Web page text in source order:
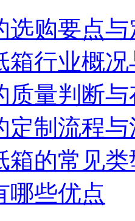
选购要点与
箱行业概况
质量判断与
定制流程与
箱的常见类
哪些优点